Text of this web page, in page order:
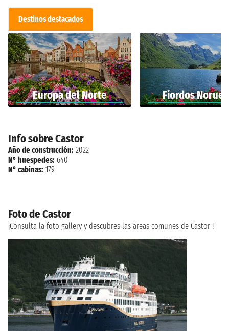
Destinos destacados
Europa del Norte Fiordos
Info sobre Castor
Año de construcción: 2022
N° huespedes: 640
N° cabinas: 179
Foto de Castor
¡Consulta la foto gallery y descubres las áreas comunes de Castor !